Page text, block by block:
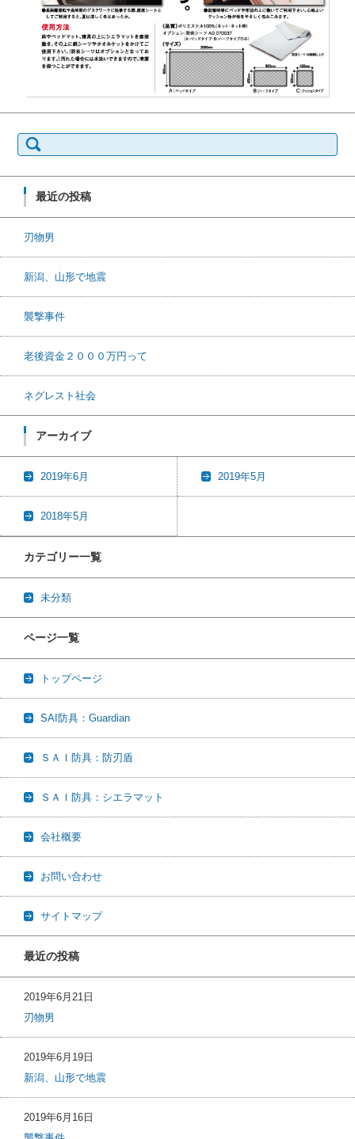
索:
最近の投稿
刃物男
新潟、山形で地震
襲撃事件
老後資金２０００万円って
ネグレスト社会
アーカイブ
2019年6月 2019年5月
2018年5月
カテゴリー一覧
未分類
ページ一覧
トップページ
SAI防具：Guardian
ＳＡＩ防具：防刃盾
ＳＡＩ防具：シエラマット
会社概要
お問い合わせ
サイトマップ
最近の投稿
2019年6月21日
刃物男
2019年6月19日
新潟、山形で地震
2019年6月16日